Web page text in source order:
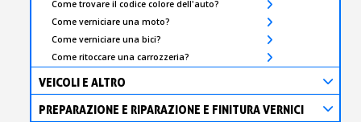
Come trovare il codice colore dell'auto?
Come verniciare una moto?
Come verniciare una bici?
Come ritoccare una carrozzeria?
VEICOLI E ALTRO
PREPARAZIONE E RIPARAZIONE E FINITURA VERNICI